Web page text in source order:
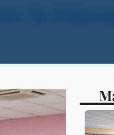
la